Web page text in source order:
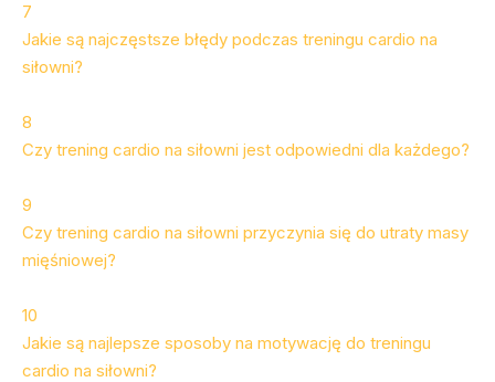
7
Jakie są najczęstsze błędy podczas treningu cardio na
siłowni?
8
Czy trening cardio na siłowni jest odpowiedni dla każdego?
9
Czy trening cardio na siłowni przyczynia się do utraty masy
mięśniowej?
10
Jakie są najlepsze sposoby na motywację do treningu
cardio na siłowni?